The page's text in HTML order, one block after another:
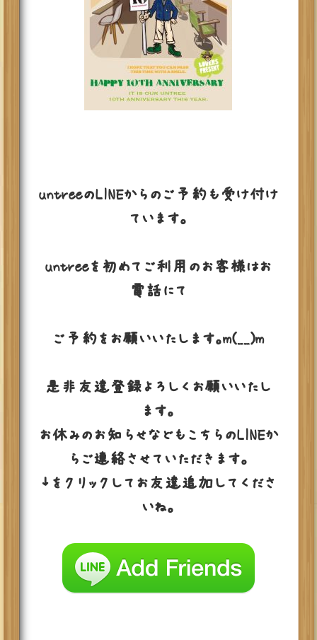
untreeのLINEからのご予約も受け付け
ています。
untreeを初めてご利用のお客様はお
電話にて
ご予約をお願いいたします。m(__)m
是非友達登録よろしくお願いいたし
ます。
お休みのお知らせなどもこちらのLINEか
らご連絡させていただきます。
↓をクリックしてお友達追加してくださ
いね。